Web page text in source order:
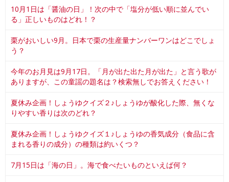
10月1日は「醤油の日」！次の中で「塩分が低い順に並んでい
る」正しいものはどれ！？
栗がおいしい9月。日本で栗の生産量ナンバーワンはどこでしょ
う？
今年のお月見は9月17日。「月が出た出た月が出た」と言う歌が
ありますが、この童謡の題名は？検索無しでお答えください！
夏休み企画！しょうゆクイズ２♪しょうゆが酸化した際、無くな
りやすい香りは次のどれ？
夏休み企画！しょうゆクイズ１♪しょうゆの香気成分（食品に含
まれる香りの成分）の種類は約いくつ？
7月15日は「海の日」。海で食べたいものといえば何？